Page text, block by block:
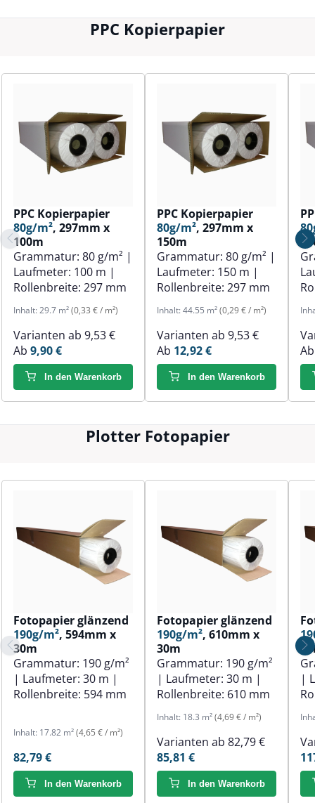
PPC Kopierpapier
PPC Kopierpapier
80g/m², 297mm x
100m
Grammatur: 80 g/m² |
Laufmeter: 100 m |
Rollenbreite: 297 mm
Inhalt: 29.7 m²(0,33 € / m²)
Varianten ab 9,53 €
Ab 9,90 €
In den Warenkorb
PPC Kopierpapier
80g/m², 297mm x
150m
Grammatur: 80 g/m² |
Laufmeter: 150 m |
Rollenbreite: 297 mm
Inhalt: 44.55 m²(0,29 € / m²)
Varianten ab 9,53 €
Ab 12,92 €
In den Warenkorb
Plotter Fotopapier
Fotopapier glänzend
190g/m², 594mm x
30m
Grammatur: 190 g/m²
| Laufmeter: 30 m |
Rollenbreite: 594 mm
Inhalt: 17.82 m²(4,65 € / m²)
82,79 €
In den Warenkorb
Fotopapier glänzend
190g/m², 610mm x
30m
Grammatur: 190 g/m²
| Laufmeter: 30 m |
Rollenbreite: 610 mm
Inhalt: 18.3 m²(4,69 € / m²)
Varianten ab 82,79 €
85,81 €
In den Warenkorb
|